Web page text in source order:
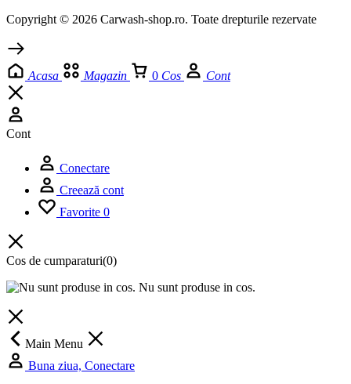
Copyright © 2026 Carwash-shop.ro. Toate drepturile rezervate
Acasa Magazin 0 Cos Cont
Cont
Conectare
Creează cont
Favorite 0
Cos de cumparaturi(0)
Nu sunt produse in cos.
Main Menu
Buna ziua, Conectare